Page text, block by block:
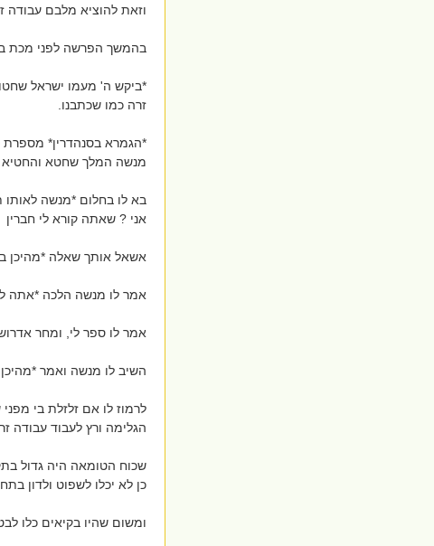
וזאת להוציא מלבם עבודה זרה שעבדו 210
בהמשך הפרשה לפני מכת
*ביקש ה' מעמו ישראל
זרה כמו שכתבנו.
*הגמרא בסנהדרין* מספרת
מנשה המלך שחטא והחטיא
בא לו בחלום *מנשה לאותו
אני ? שאתה קורא לי
אשאל אותך שאלה *מהיכן
אמר לו מנשה הלכה *אתה
אמר לו ספר לי, ומחר
השיב לו מנשה ואמר
לרמוז לו אם זלזלת בי
הגלימה ורץ לעבוד עבודה
שכוח הטומאה היה גדול
כן לא יכלו לשפוט ולדון
ומשום שהיו בקיאים כלו